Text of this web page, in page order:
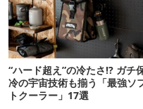
“ハード超え”の冷たさ!? ガチ
冷の宇宙技術も揃う「最強ソ
トクーラー」17選